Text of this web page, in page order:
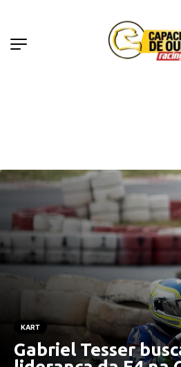
KART
Gabriel Tesser